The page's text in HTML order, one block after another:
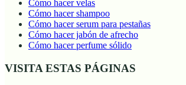
Cómo hacer velas
Cómo hacer shampoo
Cómo hacer serum para pestañas
Cómo hacer jabón de afrecho
Cómo hacer perfume sólido
VISITA ESTAS PÁGINAS